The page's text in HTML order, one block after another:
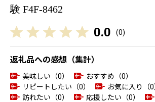
験 F4F-8462
0.0 (0)
返礼品への感想（集計）
美味しい（0）
おすすめ（0）
リピートしたい（0）
お気に入り（0
訪れたい（0）
応援したい（0）